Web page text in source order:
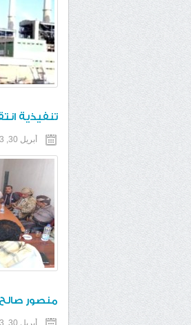
تنفيذية
أبريل 30, 2023
منصور صالح
أبريل 30, 2023